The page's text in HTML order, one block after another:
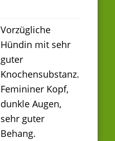
Vorzügliche
Hündin mit sehr
guter
Knochensubstanz.
Femininer Kopf,
dunkle Augen,
sehr guter
Behang.